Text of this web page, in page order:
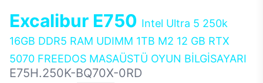
Excalibur E750 Intel Ultra 5 250k
16GB DDR5 RAM UDIMM 1TB M2 12 GB RTX
5070 FREEDOS MASAÜSTÜ OYUN BİLGİSAYARI
E75H.250K-BQ70X-0RD